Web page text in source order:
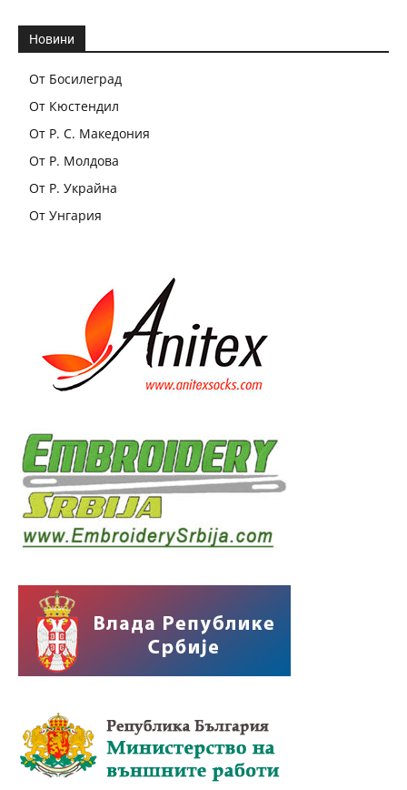
Новини
От Босилеград
От Кюстендил
От Р. С. Македония
От Р. Молдова
От Р. Украйна
От Унгария